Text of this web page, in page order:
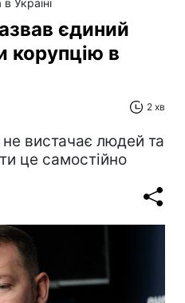
єдиний
корупцію в
2 хв
вистачає людей та
це самостійно